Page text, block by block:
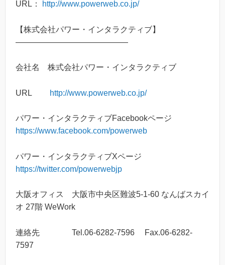
URL： http://www.powerweb.co.jp/
【株式会社パワー・インタラクティブ】
――――――――――――――
会社名 株式会社パワー・インタラクティブ
URL http://www.powerweb.co.jp/
パワー・インタラクティブFacebookページ
https://www.facebook.com/powerweb
パワー・インタラクティブXページ
https://twitter.com/powerwebjp
大阪オフィス 大阪市中央区難波5-1-60 なんばスカイ
オ 27階 WeWork
連絡先 Tel.06-6282-7596 Fax.06-6282-
7597